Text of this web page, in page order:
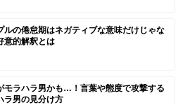
ルの倦怠期はネガティブな意味だけじゃな
意的解釈とは
モラハラ男かも…！言葉や態度で攻撃する
ラ男の見分け方